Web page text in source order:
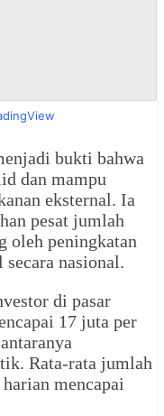
bukti bahwa
dan mampu
eksternal. Ia
pesat jumlah
oleh peningkatan
nasional.
di pasar
17 juta per
Rata-rata jumlah
mencapai